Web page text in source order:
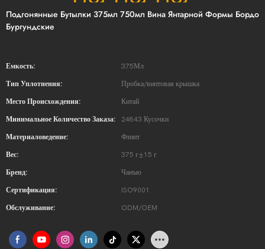
Подгонянные Бутылки 375мл 750мл Вина Янтарной Формы Бордо
Бургундские
Емкость: 375Мл
Тип Уплотнения: Пробка/винтовая крышка
Место Происхождения: Китай
Минимальное Количество Заказа: 24843 Кусочки
Материаловедение: Флинт
Вес: 375 г±15 г
Бренд: Чанъю
Сертификация: ISO9001
Обслуживание: ODM/OEM